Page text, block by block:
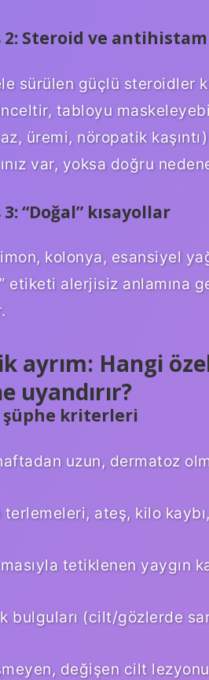
2: Steroid ve
sürülen güçlü steroidler
tabloyu
üremi, nöropatik
var, yoksa doğru
3: “Doğal” kısayollar
kolonya, esansiyel
etiketi alerjisiz anlamına
ayrım: Hangi
uyandırır?
şüphe kriterleri
uzun, dermatoz
terlemeleri, ateş, kilo
tetiklenen yaygın
bulguları (cilt/gözlerde
değişen cilt lezyonu